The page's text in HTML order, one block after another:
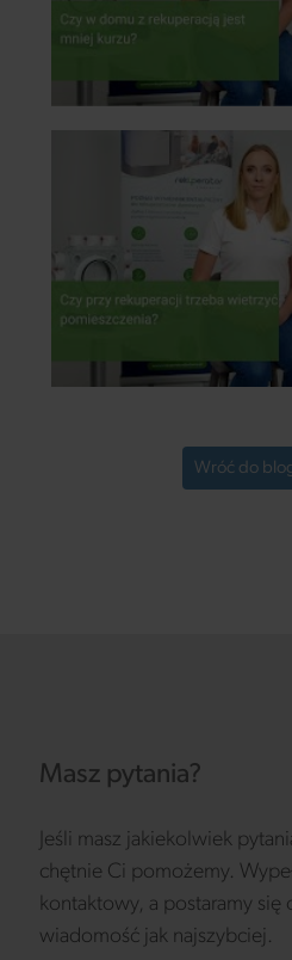
Wróć do
Masz pytania?
Jeśli masz jakiekolwiek
chętnie Ci pomożemy.
kontaktowy, a postaramy
wiadomość jak najszybciej.